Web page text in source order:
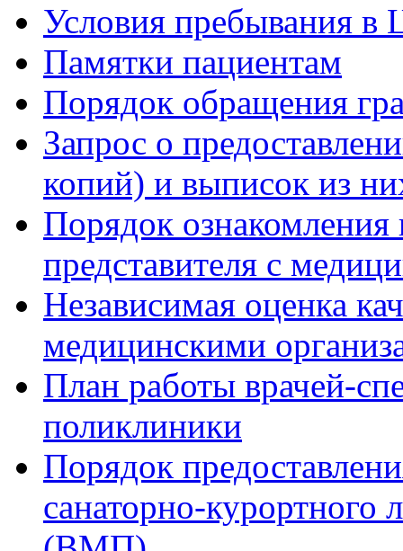
Условия пребывания в
Памятки пациентам
Порядок обращения
Запрос о
копий) и выписок из
Порядок ознакомления
представителя с
Независимая оценка
медицинскими
План работы врачей-
поликлиники
Порядок
санаторно-